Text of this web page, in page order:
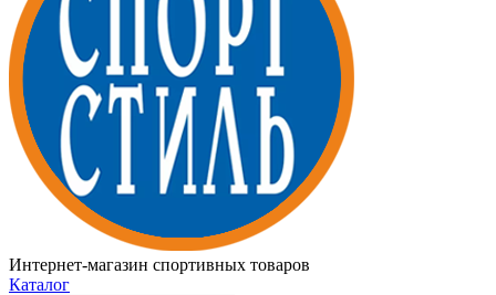
Интернет-магазин спортивных товаров
Каталог